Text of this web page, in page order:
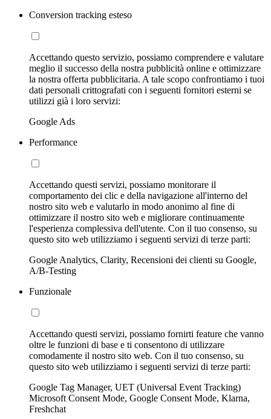
Conversion tracking esteso
Accettando questo servizio, possiamo comprendere e valutare
meglio il successo della nostra pubblicità online e ottimizzare
la nostra offerta pubblicitaria. A tale scopo confrontiamo i tuoi
dati personali crittografati con i seguenti fornitori esterni se
utilizzi già i loro servizi:
Google Ads
Performance
Accettando questi servizi, possiamo monitorare il
comportamento dei clic e della navigazione all'interno del
nostro sito web e valutarlo in modo anonimo al fine di
ottimizzare il nostro sito web e migliorare continuamente
l'esperienza complessiva dell'utente. Con il tuo consenso, su
questo sito web utilizziamo i seguenti servizi di terze parti:
Google Analytics, Clarity, Recensioni dei clienti su Google,
A/B-Testing
Funzionale
Accettando questi servizi, possiamo fornirti feature che vanno
oltre le funzioni di base e ti consentono di utilizzare
comodamente il nostro sito web. Con il tuo consenso, su
questo sito web utilizziamo i seguenti servizi di terze parti:
Google Tag Manager, UET (Universal Event Tracking)
Microsoft Consent Mode, Google Consent Mode, Klarna,
Freshchat